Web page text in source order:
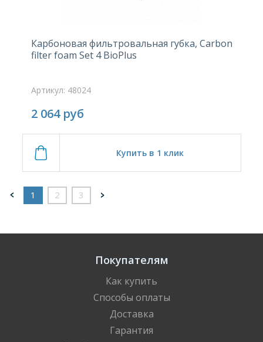
Карбоновая фильтровальная губка, Carbon
filter foam Set 4 BioPlus
Артикул: 48024
2 064 руб
Купить в 1 клик
1 2 3
Покупателям
Как купить
Способы оплаты
Доставка
Гарантия